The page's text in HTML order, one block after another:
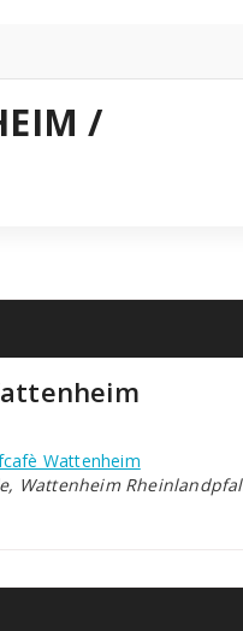
/
Wattenheim
Wattenheim